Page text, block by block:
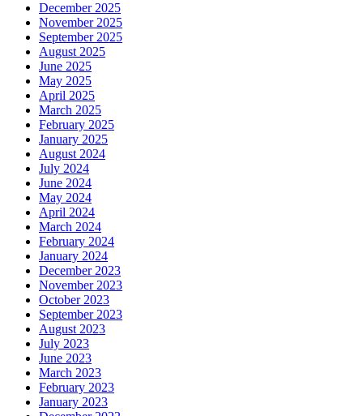
December 2025
November 2025
September 2025
August 2025
June 2025
May 2025
April 2025
March 2025
February 2025
January 2025
August 2024
July 2024
June 2024
May 2024
April 2024
March 2024
February 2024
January 2024
December 2023
November 2023
October 2023
September 2023
August 2023
July 2023
June 2023
March 2023
February 2023
January 2023